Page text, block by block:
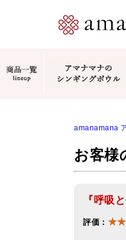
amanamana
お客様
『呼吸
評価：